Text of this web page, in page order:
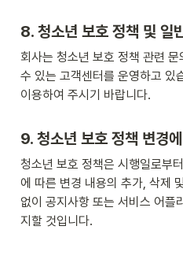
8. 청소년 보호 정책 및 일
회사는 청소년 보호 정책 관련
수 있는 고객센터를 운영하고 있
이용하여 주시기 바랍니다.
9. 청소년 보호 정책 변경
청소년 보호 정책은 시행일로부
에 따른 변경 내용의 추가, 삭제
없이 공지사항 또는 서비스 어플
지할 것입니다.